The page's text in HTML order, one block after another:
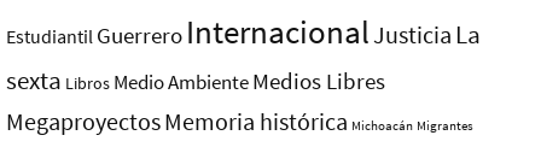
Estudiantil Guerrero InternacionalJusticia La
sexta Libros Medio AmbienteMedios Libres
MegaproyectosMemoria histórica Michoacán Migrantes